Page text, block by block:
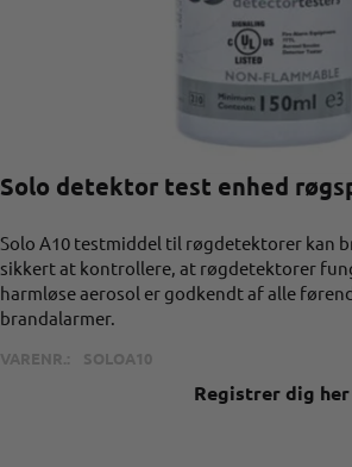
Solo detektor test enhed
Solo A10 testmiddel til røgdetektorer kan
sikkert at kontrollere, at røgdetektorer
harmløse aerosol er godkendt af alle
brandalarmer.
VARENR.: SOLOA10
Registrer dig